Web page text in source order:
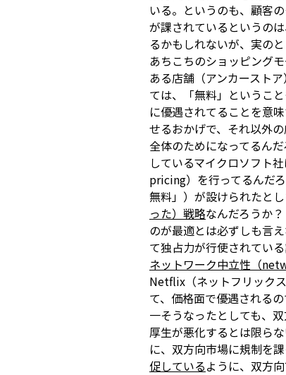
いる。というのも、顧客
が課されているというの
るかもしれないが、実の
あちこちのショッピング
ある店舗（アンカースト
ては、「無料」というこ
に優遇されてることを意
せるおかげで、それ以外
全体のためになってるん
しているマイクロソフト
pricing）を行ってるんだ
無料」）が設けられたと
った）戦略なんだろうか
のが最適とは必ずしも言
て独占力が行使されてい
ネットワーク中立性（
Netflix（ネットフリック
て、価格面で優遇される
一そうなったとしても、
厚生が悪化するとは限ら
に、双方向市場に規制を
促しているように、双方